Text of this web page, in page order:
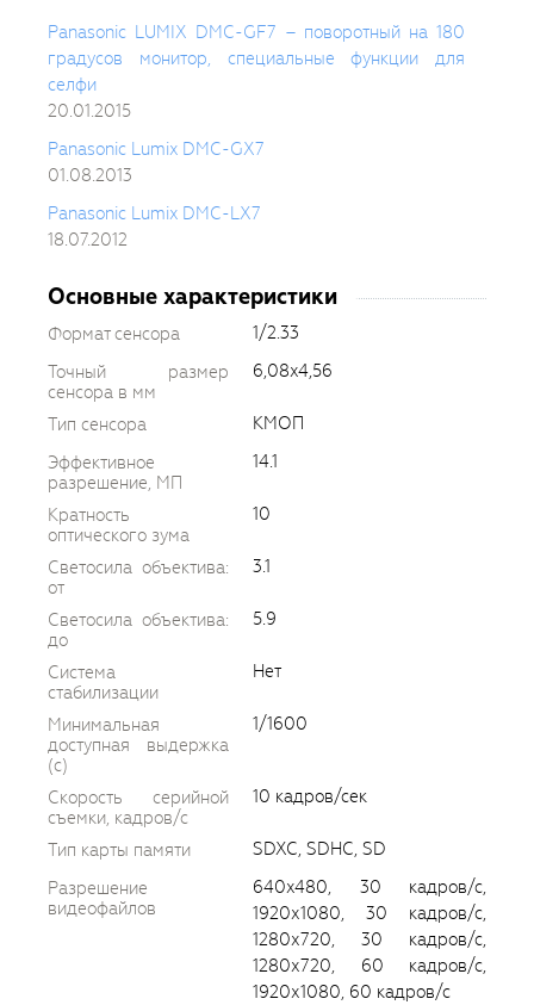
Panasonic LUMIX DMC-GF7 – поворотный на 180
градусов монитор, специальные функции для
селфи
20.01.2015
Panasonic Lumix DMC-GX7
01.08.2013
Panasonic Lumix DMC-LX7
18.07.2012
Основные характеристики
Формат сенсора
1/2.33
Точный размер
сенсора в мм
6,08x4,56
Тип сенсора
КМОП
Эффективное
разрешение, МП
14.1
Кратность
оптического зума
10
Светосила объектива:
от
3.1
Светосила объектива:
до
5.9
Система
стабилизации
Нет
Минимальная
доступная выдержка
(c)
1/1600
Скорость серийной
съемки, кадров/с
10 кадров/сек
Тип карты памяти
SDXC, SDHC, SD
Разрешение
видеофайлов
640x480, 30 кадров/с,
1920х1080, 30 кадров/с,
1280х720, 30 кадров/с,
1280х720, 60 кадров/с,
1920х1080, 60 кадров/с